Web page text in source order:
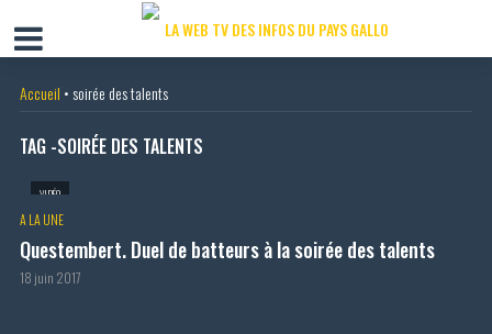
Accueil •soirée des talents
TAG -SOIRÉE DES TALENTS
VIDÉO
A LA UNE
Questembert. Duel de batteurs à la soirée des talents
18 juin 2017